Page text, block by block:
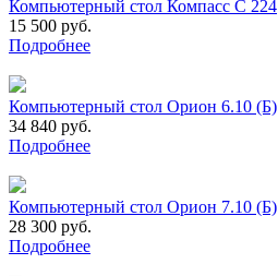
Компьютерный стол Компасс С 224
15 500 руб.
Подробнее
Компьютерный стол Орион 6.10 (Б)
34 840 руб.
Подробнее
Компьютерный стол Орион 7.10 (Б)
28 300 руб.
Подробнее